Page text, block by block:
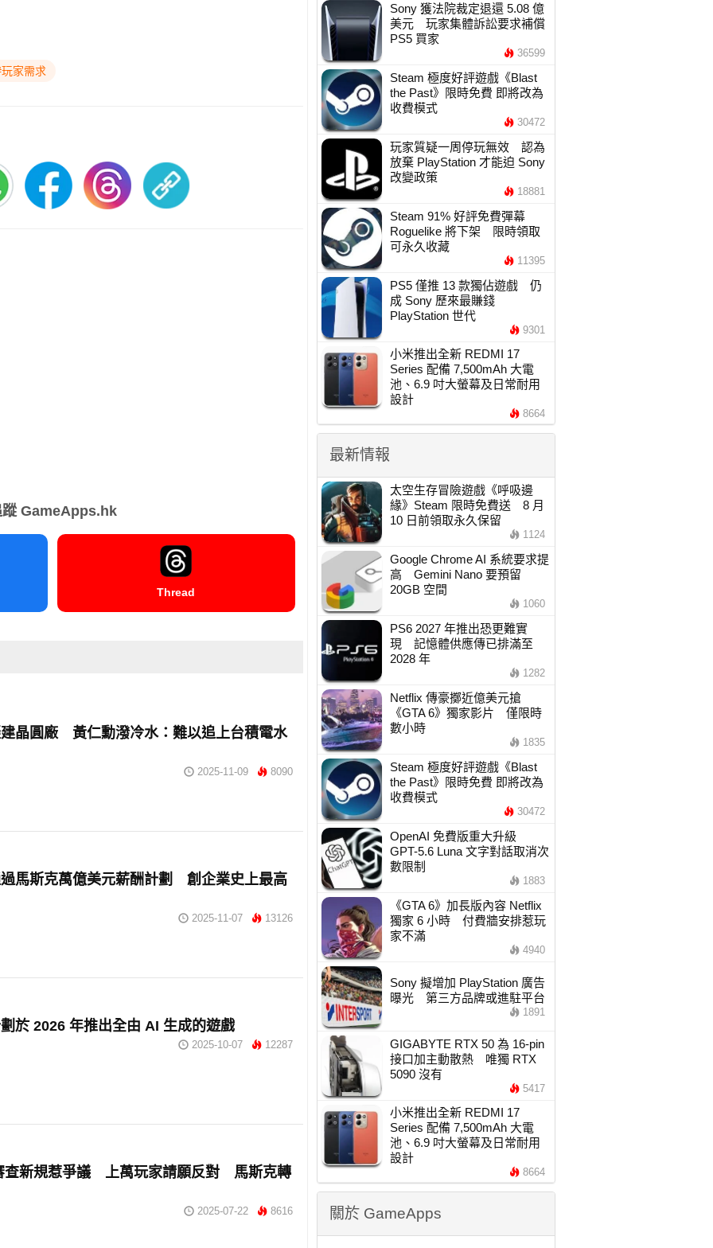
家需求
蹤 GameApps.hk
Thread
晶圓廠 黃仁勳潑冷水：難以追上台積電水
2025-11-09 8090
馬斯克萬億美元薪酬計劃 創企業史上最高
2025-11-07 13126
於 2026 年推出全由 AI 生成的遊戲
2025-10-07 12287
查新規惹爭議 上萬玩家請願反對 馬斯克轉
2025-07-22 8616
Sony 獲法院裁定退還 5.08 億
美元 玩家集體訴訟要求補償
PS5 買家
36599
Steam 極度好評遊戲《Blast
the Past》限時免費 即將改為
收費模式
30472
玩家質疑一周停玩無效 認為
放棄 PlayStation 才能迫 Sony
改變政策
18881
Steam 91% 好評免費彈幕
Roguelike 將下架 限時領取
可永久收藏
11395
PS5 僅推 13 款獨佔遊戲 仍
成 Sony 歷來最賺錢
PlayStation 世代
9301
小米推出全新 REDMI 17
Series 配備 7,500mAh 大電
池、6.9 吋大螢幕及日常耐用
設計
8664
最新情報
太空生存冒險遊戲《呼吸邊
緣》Steam 限時免費送 8 月
10 日前領取永久保留
1124
Google Chrome AI 系統要求提
高 Gemini Nano 要預留
20GB 空間
1060
PS6 2027 年推出恐更難實
現 記憶體供應傳已排滿至
2028 年
1282
Netflix 傳豪擲近億美元搶
《GTA 6》獨家影片 僅限時
數小時
1835
Steam 極度好評遊戲《Blast
the Past》限時免費 即將改為
收費模式
30472
OpenAI 免費版重大升級
GPT-5.6 Luna 文字對話取消次
數限制
1883
《GTA 6》加長版內容 Netflix
獨家 6 小時 付費牆安排惹玩
家不滿
4940
Sony 擬增加 PlayStation 廣告
曝光 第三方品牌或進駐平台
1891
GIGABYTE RTX 50 為 16-pin
接口加主動散熱 唯獨 RTX
5090 沒有
5417
小米推出全新 REDMI 17
Series 配備 7,500mAh 大電
池、6.9 吋大螢幕及日常耐用
設計
8664
關於 GameApps